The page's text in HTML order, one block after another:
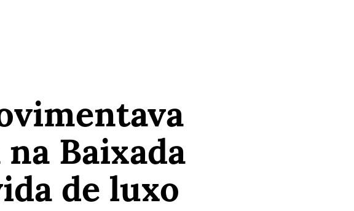
Baixada
de luxo